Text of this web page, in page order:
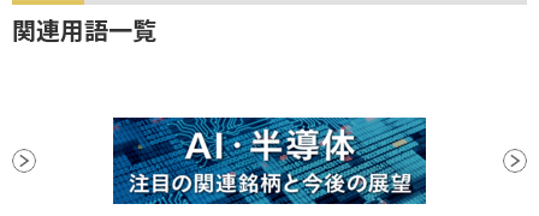
関連用語一覧